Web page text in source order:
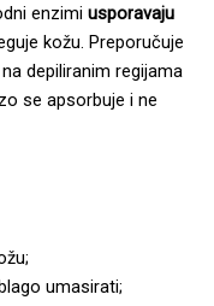
enzimi usporavaju
kožu. Preporučuje
depiliranim regijama
se apsorbuje i ne
umasirati;